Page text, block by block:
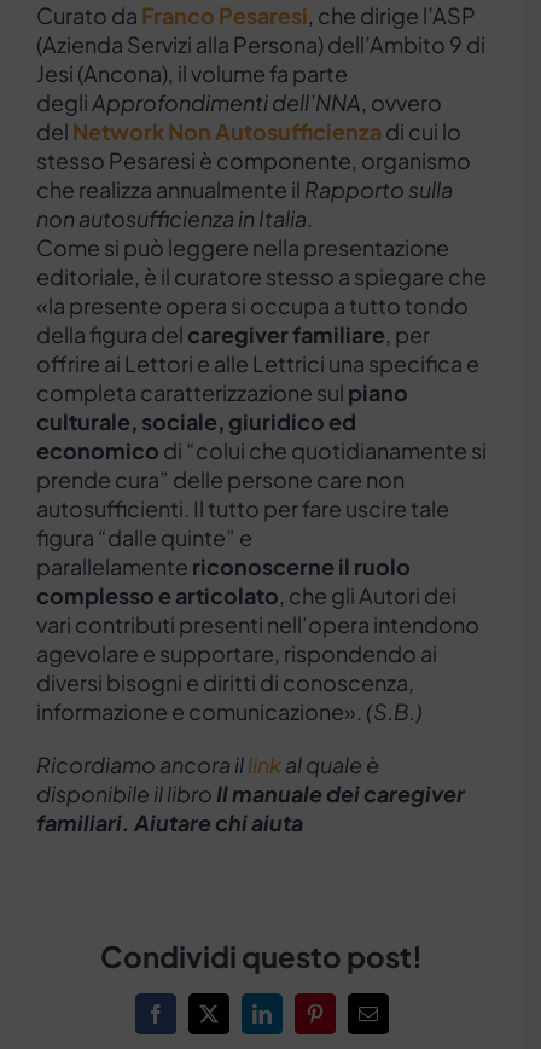
Curato da Franco Pesaresi, che dirige l’ASP
(Azienda Servizi alla Persona) dell’Ambito 9 di
Jesi (Ancona), il volume fa parte
degliApprofondimenti dell’NNA, ovvero
del Network Non Autosufficienza di cui lo
stesso Pesaresi è componente, organismo
che realizza annualmente il Rapporto sulla
non autosufficienza in Italia.
Come si può leggere nella presentazione
editoriale, è il curatore stesso a spiegare che
«la presente opera si occupa a tutto tondo
della figura del caregiver familiare, per
offrire ai Lettori e alle Lettrici una specifica e
completa caratterizzazione sul piano
culturale, sociale, giuridico ed
economico di “colui che quotidianamente si
prende cura” delle persone care non
autosufficienti. Il tutto per fare uscire tale
figura “dalle quinte” e
parallelamente riconoscerne il ruolo
complesso e articolato, che gli Autori dei
vari contributi presenti nell’opera intendono
agevolare e supportare, rispondendo ai
diversi bisogni e diritti di conoscenza,
informazione e comunicazione». (S.B.)
Ricordiamo ancora illinkal quale è
disponibile il libro Il manuale dei caregiver
familiari. Aiutare chi aiuta
Condividi questo post!
Facebook
X LinkedInPinterestEmail